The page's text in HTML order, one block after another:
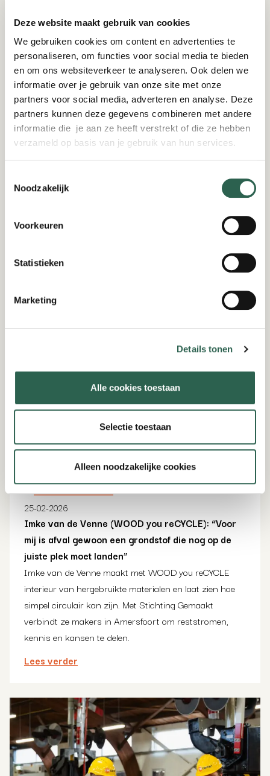
Deze website maakt gebruik van cookies
We gebruiken cookies om content en advertenties te
personaliseren, om functies voor social media te bieden
en om ons websiteverkeer te analyseren. Ook delen we
informatie over je gebruik van onze site met onze
partners voor social media, adverteren en analyse. Deze
partners kunnen deze gegevens combineren met andere
informatie die je aan ze heeft verstrekt of die ze hebben
verzameld op basis van je gebruik van hun services.
Noodzakelijk
Voorkeuren
Statistieken
Marketing
Details tonen
Alle cookies toestaan
Selectie toestaan
Alleen noodzakelijke cookies
Ondernemen
Kringloopcentrum Amersfoort-Leusden: de
Bij Kringloopcentrum Amersfoort-Leusden krijgt bijna
alles een tweede kans: spullen, materialen én mensen.
Lees verder
Ondernemen
25-02-2026
Imke van de Venne (WOOD you reCYCLE): “Voor
mij is afval gewoon een grondstof die nog op de
juiste plek moet landen”
Imke van de Venne maakt met WOOD you reCYCLE
interieur van hergebruikte materialen en laat zien hoe
simpel circulair kan zijn. Met Stichting Gemaakt
verbindt ze makers in Amersfoort om reststromen,
kennis en kansen te delen.
Lees verder